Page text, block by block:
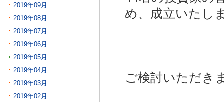
2019年09月
2019年08月
2019年07月
2019年06月
2019年05月
2019年04月
2019年03月
2019年02月
め、成立いたし
ご検討いただき